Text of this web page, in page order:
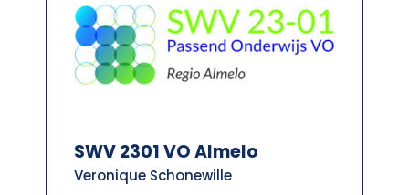
SWV 2301 VO Almelo
Veronique Schonewille